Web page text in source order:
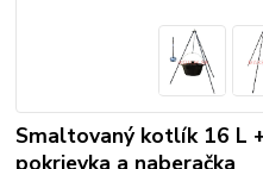
Smaltovaný kotlík 16 L